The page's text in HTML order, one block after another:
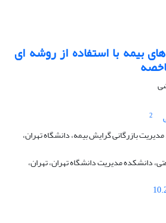
بیمه با استفاده از روش‏ه ای
2
بازرگانی گرایش بیمه، دانشگاه تهران،
دانشکده مدیریت دانشگاه تهران، تهران،